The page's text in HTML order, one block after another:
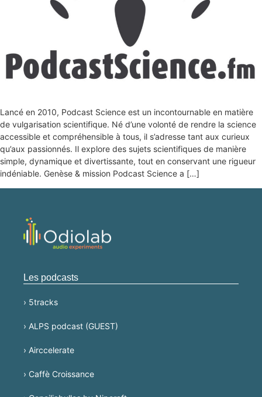
Lancé en 2010, Podcast Science est un incontournable en matière
de vulgarisation scientifique. Né d’une volonté de rendre la science
accessible et compréhensible à tous, il s’adresse tant aux curieux
qu’aux passionnés. Il explore des sujets scientifiques de manière
simple, dynamique et divertissante, tout en conservant une rigueur
indéniable. Genèse & mission Podcast Science a […]
Les podcasts
› 5tracks
› ALPS podcast (GUEST)
› Airccelerate
› Caffè Croissance